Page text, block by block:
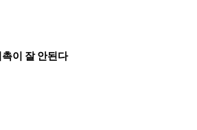
이 잘 안된다